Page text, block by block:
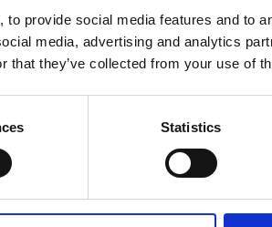
provide social media features and to
media, advertising and analytics
that they’ve collected from your use of
Statistics
Nettbutikk
Kataloger